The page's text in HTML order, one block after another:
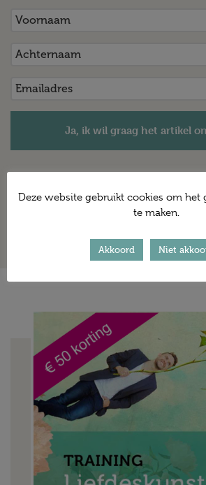
Ja, ik wil graag het artikel
elke e-mail afmelden als je het niet
Deze website gebruikt cookies om het
te maken.
Akkoord Niet